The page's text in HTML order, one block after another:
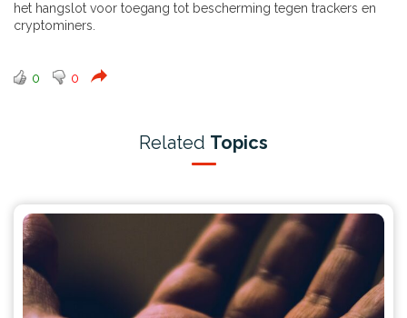
het hangslot voor toegang tot bescherming tegen trackers en
cryptominers.
0 0
Related Topics